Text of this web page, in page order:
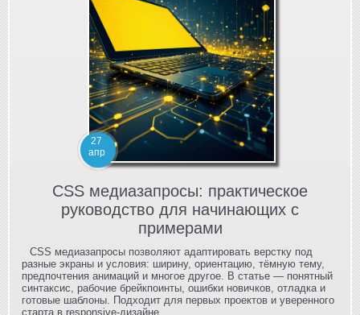
27
апр
CSS медиазапросы: практическое
руководство для начинающих с
примерами
CSS медиазапросы позволяют адаптировать верстку под
разные экраны и условия: ширину, ориентацию, тёмную тему,
предпочтения анимаций и многое другое. В статье — понятный
синтаксис, рабочие брейкпоинты, ошибки новичков, отладка и
готовые шаблоны. Подходит для первых проектов и уверенного
старта в responsive‑дизайне.